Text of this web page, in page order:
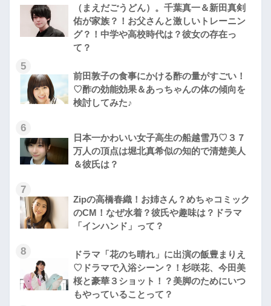
（まえだごうどん）。千葉真一＆新田真剣
佑が家族？！お父さんと激しいトレーニン
グ？！中学や高校時代は？彼女の存在っ
て？
5
前田敦子の食事にかける酢の量がすごい！
♡酢の効能効果＆あっちゃんの体の傾向を
検討してみた♪
6
日本一かわいい女子高生の船越雪乃♡３７
万人の頂点は堀北真希似の知的で清楚美人
＆彼氏は？
7
Zipの高橋春織！お姉さん？めちゃコミック
のCM！なぜ水着？彼氏や趣味は？ドラマ
「インハンド」って？
8
ドラマ「花のち晴れ」に出演の飯豊まりえ
♡ドラマで入浴シーン？！杉咲花、今田美
桜と豪華３ショット！？美脚のためにいつ
もやっていることって？